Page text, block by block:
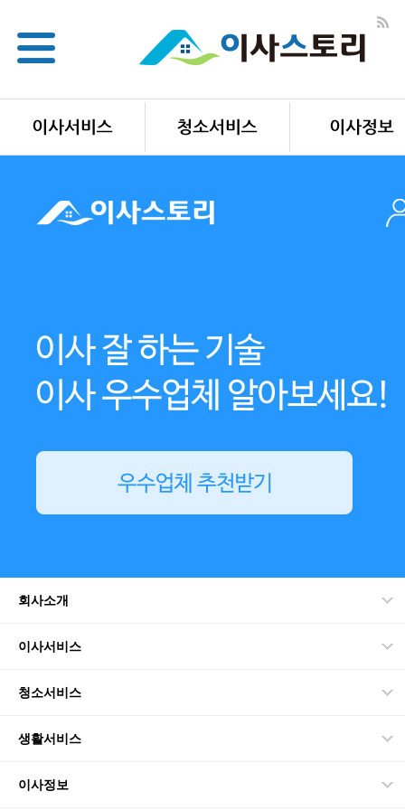
회사소개
이사서비스
청소서비스
생활서비스
이사정보